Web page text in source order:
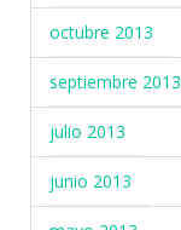
octubre 2013
septiembre 2013
julio 2013
junio 2013